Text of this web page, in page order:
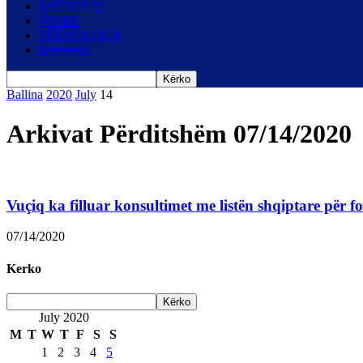
SHËNDETI
SPORT
TEKNOLOGJI
Impresum
Ballina 2020 July 14
Arkivat Përditshëm 07/14/2020
Vuçiq ka filluar konsultimet me listën shqiptare për
07/14/2020
Kerko
July 2020
M T W T F S
S
1
2 3 4
5